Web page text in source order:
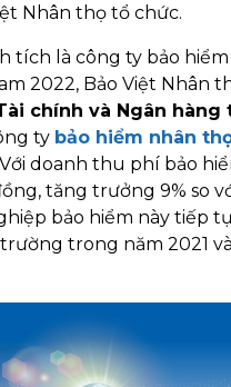
Nhân thọ tổ chức.
tích là công ty bảo
2022, Bảo Việt Nhân
chính và Ngân hàng
ty bảo hiểm nhân
doanh thu phí bảo
tăng trưởng 9% so
bảo hiểm này tiếp
trong năm 2021